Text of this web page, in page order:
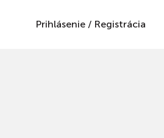
Prihlásenie / Registrácia